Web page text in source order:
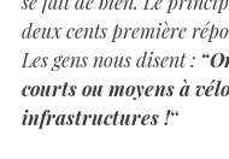
deux cents première
Les gens nous disent :
courts ou moyens à
infrastructures !“